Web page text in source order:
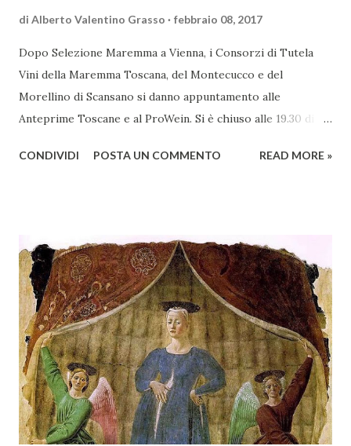
di Alberto Valentino Grasso febbraio 08, 2017
Dopo Selezione Maremma a Vienna, i Consorzi di Tutela
Vini della Maremma Toscana, del Montecucco e del
Morellino di Scansano si danno appuntamento alle
Anteprime Toscane e al ProWein. Si è chiuso alle 19.30 di
presso l’Hotel Regina di Vienna dalla società Wein & Kultur,
territorio maremmano: Consorzio Tutela Vini della
Maremma Toscana, del Montecucco e del Morellino di
Scansano. Scopo dell’iniziativa è stato quello di promuovere
le eccellenze vitivinicole della regione in Austria, un
mercato dove il potenziale di crescita è ancora molto alto,
assistendo i produttori nella creazione di contatti
commerciali con gli operatori locali. Gli organizzatori
dell’evento, Christian Bauer, austriaco ed esperto di vini e
conoscitore dei mercati di lingua tedes...
CONDIVIDI POSTA UN COMMENTO READ MORE »